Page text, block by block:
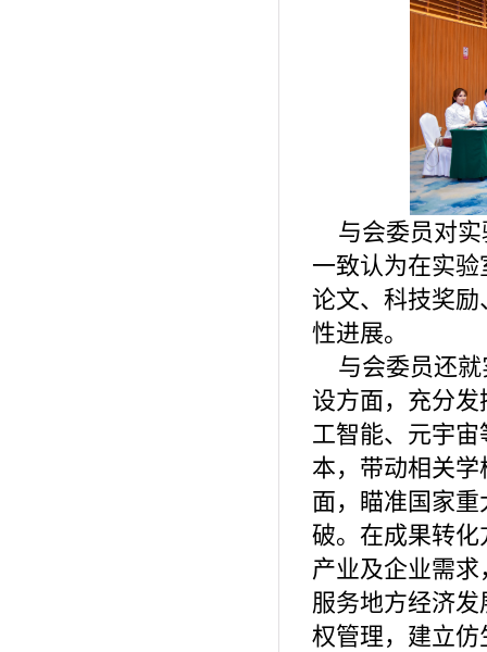
与会委员对
一致认为在实
论文、科技奖
性进展。
与会委员还
设方面，充分
工智能、元宇
本，带动相关
面，瞄准国家
破。在成果转
产业及企业需
服务地方经济
权管理，建立